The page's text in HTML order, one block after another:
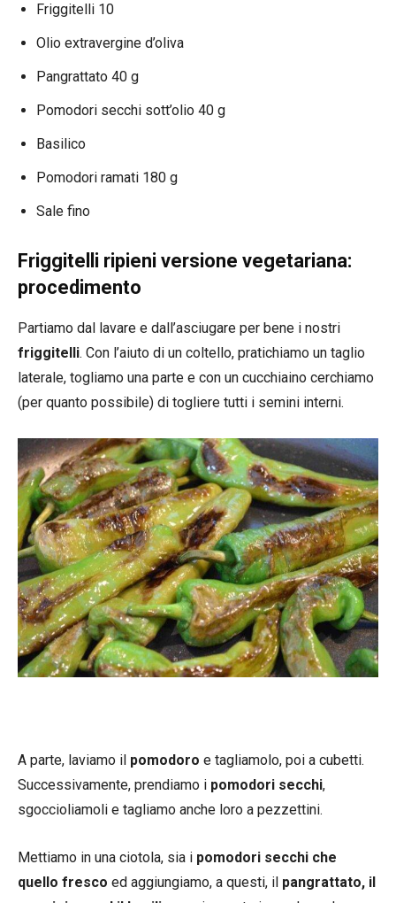
Friggitelli 10
Olio extravergine d’oliva
Pangrattato 40 g
Pomodori secchi sott’olio 40 g
Basilico
Pomodori ramati 180 g
Sale fino
Friggitelli ripieni versione vegetariana:
procedimento
Partiamo dal lavare e dall’asciugare per bene i nostri
friggitelli. Con l’aiuto di un coltello, pratichiamo un taglio
laterale, togliamo una parte e con un cucchiaino cerchiamo
(per quanto possibile) di togliere tutti i semini interni.
A parte, laviamo il pomodoro e tagliamolo, poi a cubetti.
Successivamente, prendiamo i pomodori secchi,
sgoccioliamoli e tagliamo anche loro a pezzettini.
Mettiamo in una ciotola, sia i pomodori secchi che
quello fresco ed aggiungiamo, a questi, il pangrattato, il